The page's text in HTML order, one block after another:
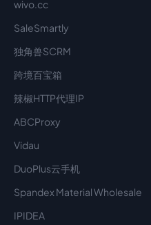
wivo.cc
SaleSmartly
独角兽SCRM
跨境百宝箱
辣椒HTTP代理IP
ABCProxy
Vidau
DuoPlus云手机
Spandex Material Wholesale​
IPIDEA